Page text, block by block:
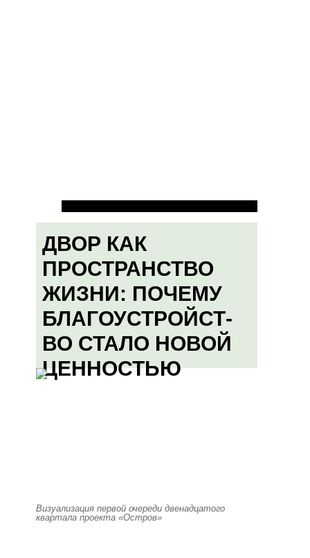
ДВОР КАК
ПРОСТРАНСТВО
ЖИЗНИ: ПОЧЕМУ
БЛАГОУСТРОЙСТ-
ВО СТАЛО НОВОЙ
ЦЕННОСТЬЮ
Визуализация первой очереди двенадцатого
квартала проекта «Остров»